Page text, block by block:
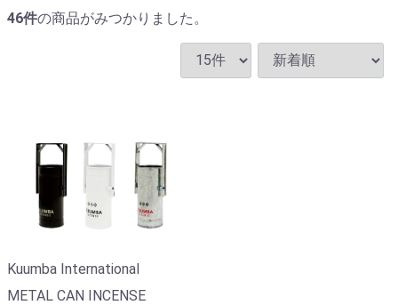
46件の商品がみつかりました。
Kuumba International
METAL CAN INCENSE